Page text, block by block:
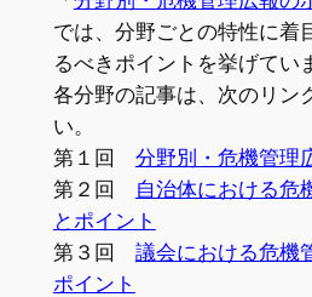
では、分野ごとの特性に着
るべきポイントを挙げてい
各分野の記事は、次のリン
い。
第１回 分野別・危機管理
第２回
自治体における危
とポイント
第３回 議会における危機
ポイント